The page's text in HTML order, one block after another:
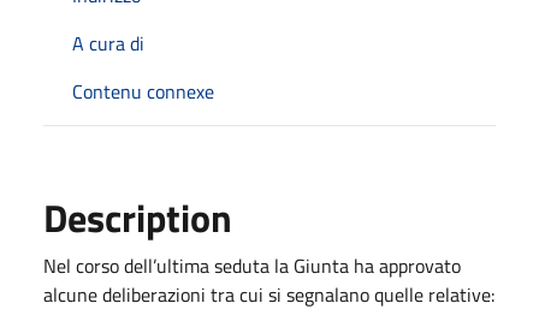
A cura di
Contenu connexe
Description
Nel corso dell’ultima seduta la Giunta ha approvato
alcune deliberazioni tra cui si segnalano quelle relative: